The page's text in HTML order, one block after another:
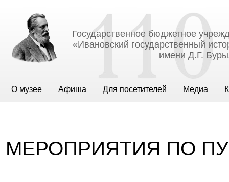
Государственное бюджетное
«Ивановский государственный
имени Д.Г.
О музее Афиша Для посетителей Медиа
МЕРОПРИЯТИЯ ПО